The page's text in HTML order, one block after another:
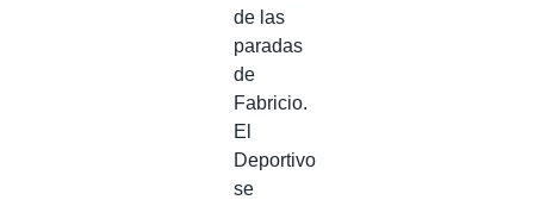
de las
paradas
de
Fabricio.
El
Deportivo
se